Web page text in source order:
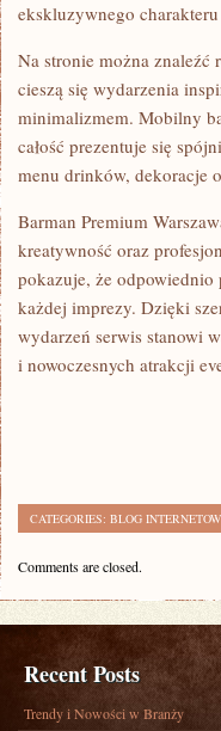
ekskluzywnego
Na stronie można znaleźć
cieszą się wydarzenia
minimalizmem. Mobilny
całość prezentuje się
menu drinków, dekoracje
Barman Premium
kreatywność oraz
pokazuje, że odpowiednio
każdej imprezy. Dzięki
wydarzeń serwis stanowi
i nowoczesnych atrakcji
CATEGORIES: BLOG
Comments are closed.
Recent Posts
Trendy i Nowości w Branży